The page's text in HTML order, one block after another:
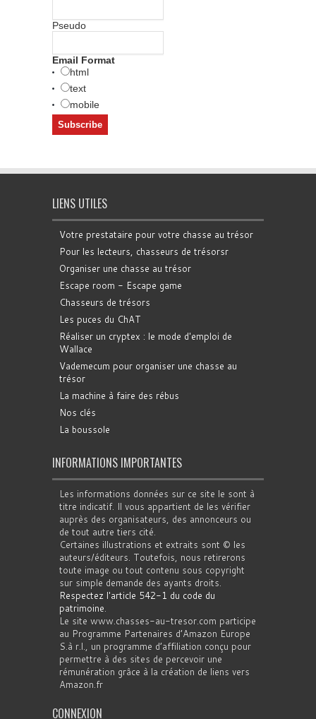
Pseudo
Email Format
html
text
mobile
LIENS UTILES
Votre prestataire pour votre chasse au trésor
Pour les lecteurs, chasseurs de trésorsr
Organiser une chasse au trésor
Escape room - Escape game
Chasseurs de trésors
Les puces du ChAT
Réaliser un cryptex : le mode d'emploi de
Wallace
Vademecum pour organiser une chasse au
trésor
La machine à faire des rébus
Nos clés
La boussole
INFORMATIONS IMPORTANTES
Les informations données sur ce site le sont à
titre indicatif. Il vous appartient de les vérifier
auprès des organisateurs, des annonceurs ou
de tout autre tiers cité.
Certaines illustrations et extraits sont © les
auteurs/éditeurs. Toutefois, nous retirerons
toute image ou tout contenu sous copyright
sur simple demande des ayants droits.
Respectez l'article 542-1 du code du
patrimoine.
Le site www.chasses-au-tresor.com participe
au Programme Partenaires d’Amazon Europe
S.à r.l., un programme d’affiliation conçu pour
permettre à des sites de percevoir une
rémunération grâce à la création de liens vers
Amazon.fr
CONNEXION